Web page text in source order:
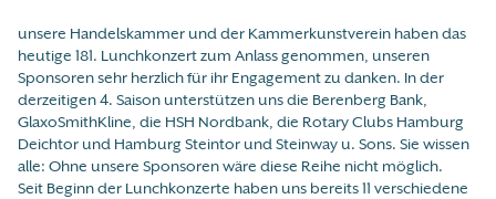
unsere Handelskammer und der Kammerkunstverein haben das
heutige 181. Lunchkonzert zum Anlass genommen, unseren
Sponsoren sehr herzlich für ihr Engagement zu danken. In der
derzeitigen 4. Saison unterstützen uns die Berenberg Bank,
GlaxoSmithKline, die HSH Nordbank, die Rotary Clubs Hamburg
Deichtor und Hamburg Steintor und Steinway u. Sons. Sie wissen
alle: Ohne unsere Sponsoren wäre diese Reihe nicht möglich.
Seit Beginn der Lunchkonzerte haben uns bereits 11 verschiedene